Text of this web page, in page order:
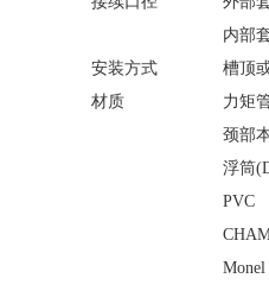
内部
安装方式
槽顶
材质
力矩
颈部
浮筒
PVC
Monel